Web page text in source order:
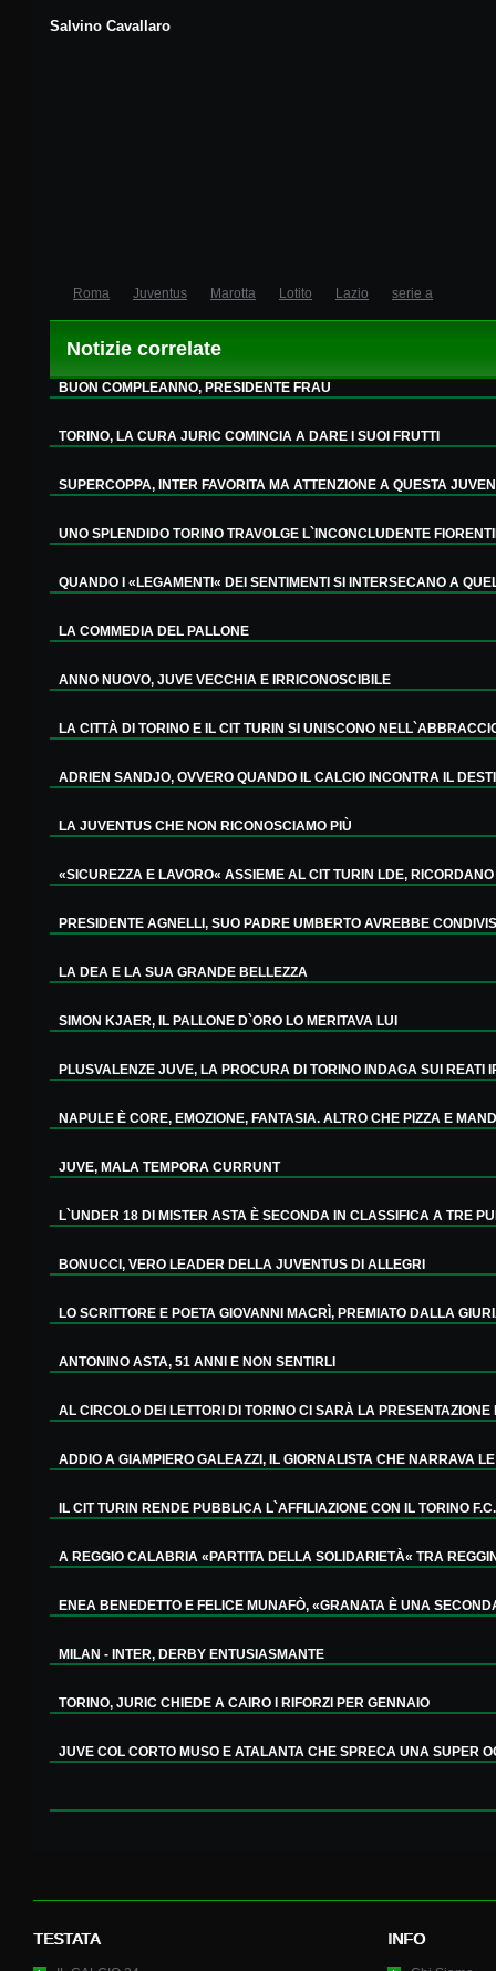
Salvino Cavallaro
Roma Juventus Marotta Lotito Lazio serie a
Notizie correlate
BUON COMPLEANNO, PRESIDENTE FRAU
TORINO, LA CURA JURIC COMINCIA A DARE I SUOI FRUTTI
SUPERCOPPA, INTER FAVORITA MA ATTENZIONE A QUESTA
UNO SPLENDIDO TORINO TRAVOLGE L`INCONCLUDENTE
QUANDO I «LEGAMENTI« DEI SENTIMENTI SI INTERSECANO A
LA COMMEDIA DEL PALLONE
ANNO NUOVO, JUVE VECCHIA E IRRICONOSCIBILE
LA CITTÀ DI TORINO E IL CIT TURIN SI UNISCONO
ADRIEN SANDJO, OVVERO QUANDO IL CALCIO INCONTRA IL
LA JUVENTUS CHE NON RICONOSCIAMO PIÙ
«SICUREZZA E LAVORO« ASSIEME AL CIT TURIN LDE,
PRESIDENTE AGNELLI, SUO PADRE UMBERTO AVREBBE
LA DEA E LA SUA GRANDE BELLEZZA
SIMON KJAER, IL PALLONE D`ORO LO MERITAVA LUI
PLUSVALENZE JUVE, LA PROCURA DI TORINO INDAGA SUI REATI
NAPULE È CORE, EMOZIONE, FANTASIA. ALTRO CHE PIZZA E
JUVE, MALA TEMPORA CURRUNT
L`UNDER 18 DI MISTER ASTA È SECONDA IN CLASSIFICA A TRE
BONUCCI, VERO LEADER DELLA JUVENTUS DI ALLEGRI
LO SCRITTORE E POETA GIOVANNI MACRÌ, PREMIATO DALLA
ANTONINO ASTA, 51 ANNI E NON SENTIRLI
AL CIRCOLO DEI LETTORI DI TORINO CI SARÀ LA PRESENTAZIONE
ADDIO A GIAMPIERO GALEAZZI, IL GIORNALISTA CHE NARRAVA
IL CIT TURIN RENDE PUBBLICA L`AFFILIAZIONE CON IL TORINO
A REGGIO CALABRIA «PARTITA DELLA SOLIDARIETÀ« TRA
ENEA BENEDETTO E FELICE MUNAFÒ, «GRANATA È UNA
MILAN - INTER, DERBY ENTUSIASMANTE
TORINO, JURIC CHIEDE A CAIRO I RIFORZI PER GENNAIO
JUVE COL CORTO MUSO E ATALANTA CHE SPRECA UNA SUPER
TESTATA INFO